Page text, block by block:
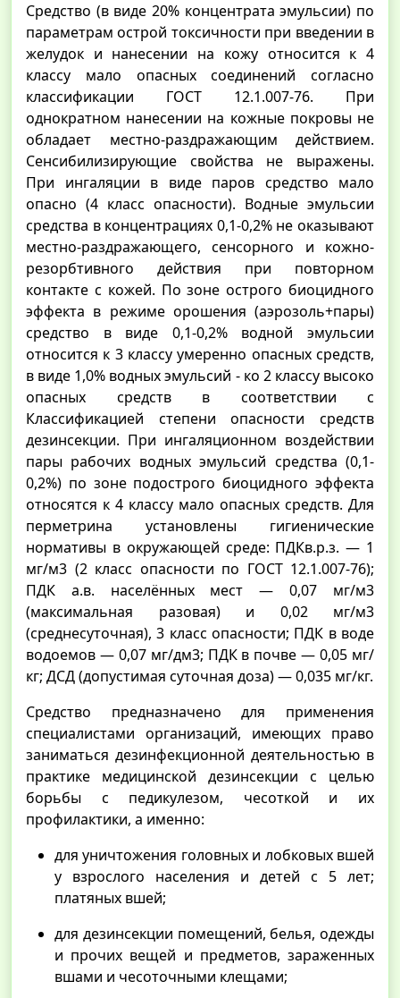
Средство (в виде 20% концентрата эмульсии) по
параметрам острой токсичности при введении в
желудок и нанесении на кожу относится к 4
классу мало опасных соединений согласно
классификации ГОСТ 12.1.007-76. При
однократном нанесении на кожные покровы не
обладает местно-раздражающим действием.
Сенсибилизирующие свойства не выражены.
При ингаляции в виде паров средство мало
опасно (4 класс опасности). Водные эмульсии
средства в концентрациях 0,1-0,2% не оказывают
местно-раздражающего, сенсорного и кожно-
резорбтивного действия при повторном
контакте с кожей. По зоне острого биоцидного
эффекта в режиме орошения (аэрозоль+пары)
средство в виде 0,1-0,2% водной эмульсии
относится к 3 классу умеренно опасных средств,
в виде 1,0% водных эмульсий - ко 2 классу высоко
опасных средств в соответствии с
Классификацией степени опасности средств
дезинсекции. При ингаляционном воздействии
пары рабочих водных эмульсий средства (0,1-
0,2%) по зоне подострого биоцидного эффекта
относятся к 4 классу мало опасных средств. Для
перметрина установлены гигиенические
нормативы в окружающей среде: ПДКв.р.з. — 1
мг/м3 (2 класс опасности по ГОСТ 12.1.007-76);
ПДК а.в. населённых мест — 0,07 мг/м3
(максимальная разовая) и 0,02 мг/м3
(среднесуточная), 3 класс опасности; ПДК в воде
водоемов — 0,07 мг/дм3; ПДК в почве — 0,05 мг/
кг; ДСД (допустимая суточная доза) — 0,035 мг/кг.
Средство предназначено для применения
специалистами организаций, имеющих право
заниматься дезинфекционной деятельностью в
практике медицинской дезинсекции с целью
борьбы с педикулезом, чесоткой и их
профилактики, а именно:
для уничтожения головных и лобковых вшей
у взрослого населения и детей с 5 лет;
платяных вшей;
для дезинсекции помещений, белья, одежды
и прочих вещей и предметов, зараженных
вшами и чесоточными клещами;